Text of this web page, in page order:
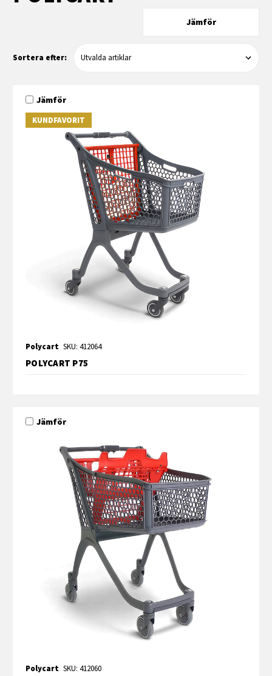
Jämför
Sortera efter:
KUNDFAVORIT
Jämför
Polycart SKU: 412064
POLYCART P75
Jämför
Polycart SKU: 412060